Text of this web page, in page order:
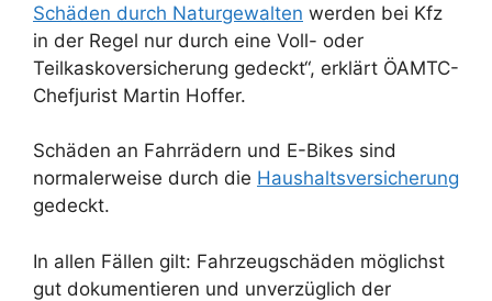
Schäden durch Naturgewalten werden bei Kfz
in der Regel nur durch eine Voll- oder
Teilkaskoversicherung gedeckt“, erklärt ÖAMTC-
Chefjurist Martin Hoffer.
Schäden an Fahrrädern und E-Bikes sind
normalerweise durch die Haushaltsversicherung
gedeckt.
In allen Fällen gilt: Fahrzeugschäden möglichst
gut dokumentieren und unverzüglich der